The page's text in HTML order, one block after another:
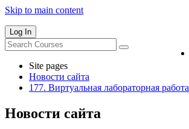
Skip to main content
Log In
Site pages
Новости сайта
177. Виртуальная лабораторная
Новости сайта